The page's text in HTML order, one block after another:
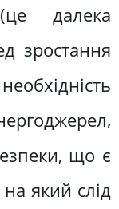
далека
зростання
що є
який слід